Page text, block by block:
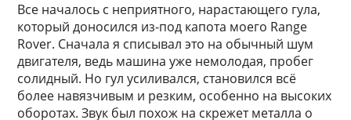
Все началось с неприятного, нарастающего гула,
который доносился из-под капота моего Range
Rover. Сначала я списывал это на обычный шум
двигателя, ведь машина уже немолодая, пробег
солидный. Но гул усиливался, становился всё
более навязчивым и резким, особенно на высоких
оборотах. Звук был похож на скрежет металла о